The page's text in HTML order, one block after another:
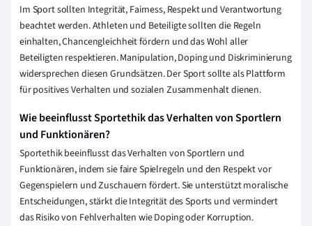
Im Sport sollten Integrität, Fairness, Respekt und Verantwortung
beachtet werden. Athleten und Beteiligte sollten die Regeln
einhalten, Chancengleichheit fördern und das Wohl aller
Beteiligten respektieren. Manipulation, Doping und Diskriminierung
widersprechen diesen Grundsätzen. Der Sport sollte als Plattform
für positives Verhalten und sozialen Zusammenhalt dienen.
Wie beeinflusst Sportethik das Verhalten von Sportlern
und Funktionären?
Sportethik beeinflusst das Verhalten von Sportlern und
Funktionären, indem sie faire Spielregeln und den Respekt vor
Gegenspielern und Zuschauern fördert. Sie unterstützt moralische
Entscheidungen, stärkt die Integrität des Sports und vermindert
das Risiko von Fehlverhalten wie Doping oder Korruption.